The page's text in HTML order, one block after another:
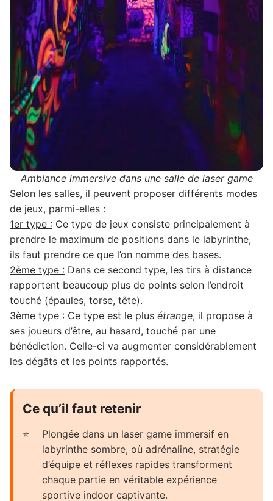
Ambiance immersive dans une salle de laser game
Selon les salles, il peuvent proposer différents modes
de jeux, parmi-elles :
1er type : Ce type de jeux consiste principalement à
prendre le maximum de positions dans le labyrinthe,
ils faut prendre ce que l’on nomme des bases.
2ème type : Dans ce second type, les tirs à distance
rapportent beaucoup plus de points selon l’endroit
touché (épaules, torse, tête).
3ème type : Ce type est le plus étrange, il propose à
ses joueurs d’être, au hasard, touché par une
bénédiction. Celle-ci va augmenter considérablement
les dégâts et les points rapportés.
Ce qu’il faut retenir
Plongée dans un laser game immersif en
labyrinthe sombre, où adrénaline, stratégie
d’équipe et réflexes rapides transforment
chaque partie en véritable expérience
sportive indoor captivante.